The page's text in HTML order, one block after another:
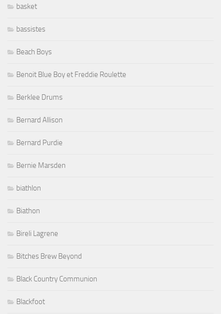
basket
bassistes
Beach Boys
Benoit Blue Boy et Freddie Roulette
Berklee Drums
Bernard Allison
Bernard Purdie
Bernie Marsden
biathlon
Biathon
Bireli Lagrene
Bitches Brew Beyond
Black Country Communion
Blackfoot